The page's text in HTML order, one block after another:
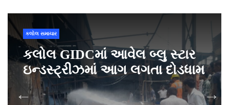
આવેલ બ્લુ સ્ટાર
લગતા દોડધામ
કલોલ સમાચાર
કલોલ તાલુકા
કરી વિદેશી